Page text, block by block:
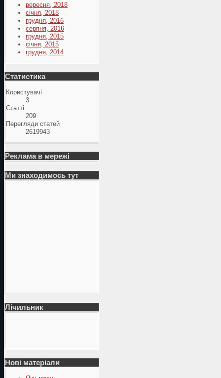
вересня, 2018
січня, 2018
грудня, 2016
серпня, 2016
грудня, 2015
січня, 2015
грудня, 2014
Статистика
Користувачі
3
Статті
209
Перегляди статей
2619943
Реклама в мережі
Ми знаходимось тут
Лічильник
Нові матеріали